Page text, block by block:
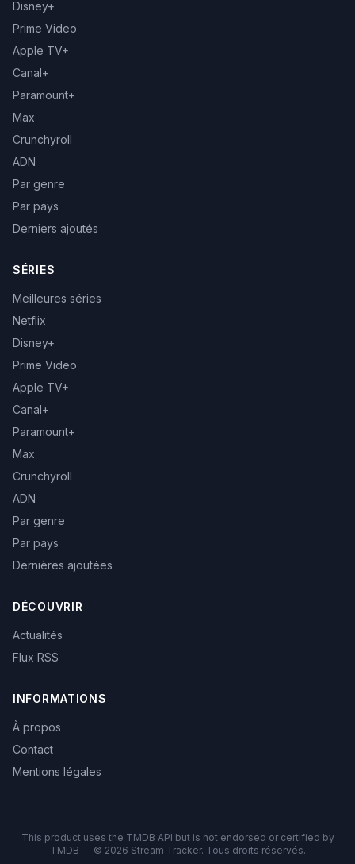
Disney+
Prime Video
Apple TV+
Canal+
Paramount+
Max
Crunchyroll
ADN
Par genre
Par pays
Derniers ajoutés
SÉRIES
Meilleures séries
Netflix
Disney+
Prime Video
Apple TV+
Canal+
Paramount+
Max
Crunchyroll
ADN
Par genre
Par pays
Dernières ajoutées
DÉCOUVRIR
Actualités
Flux RSS
INFORMATIONS
À propos
Contact
Mentions légales
This product uses the TMDB API but is not endorsed or certified by
TMDB — © 2026 Stream Tracker. Tous droits réservés.